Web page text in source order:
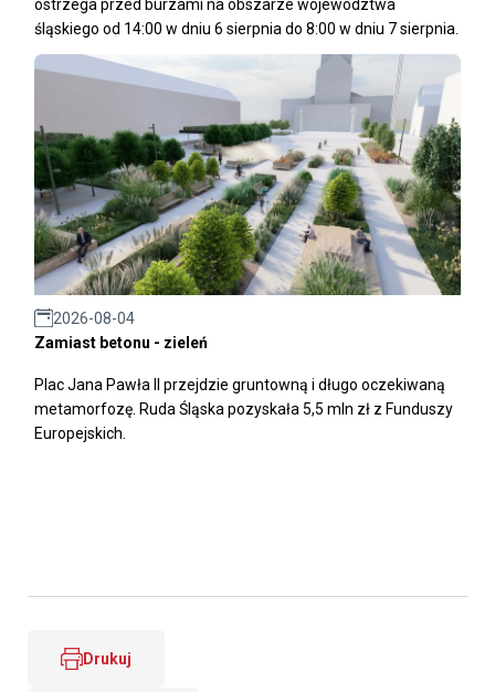
ostrzega przed burzami na obszarze województwa
śląskiego od 14:00 w dniu 6 sierpnia do 8:00 w dniu 7 sierpnia.
2026-08-04
Zamiast betonu - zieleń
Plac Jana Pawła II przejdzie gruntowną i długo oczekiwaną
metamorfozę. Ruda Śląska pozyskała 5,5 mln zł z Funduszy
Europejskich.
Drukuj